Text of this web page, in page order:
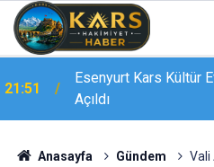
21:51
Esenyurt Kars Kültür
Açıldı
21:19
Bingöl’de 16 dairelik
Mahsur kalanları
Anasayfa Gündem
Vali